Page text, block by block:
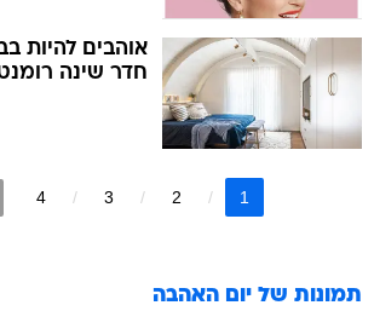
אוהבים להיות
חדר שינה
1
2
3
4
תמונות של יום האהבה